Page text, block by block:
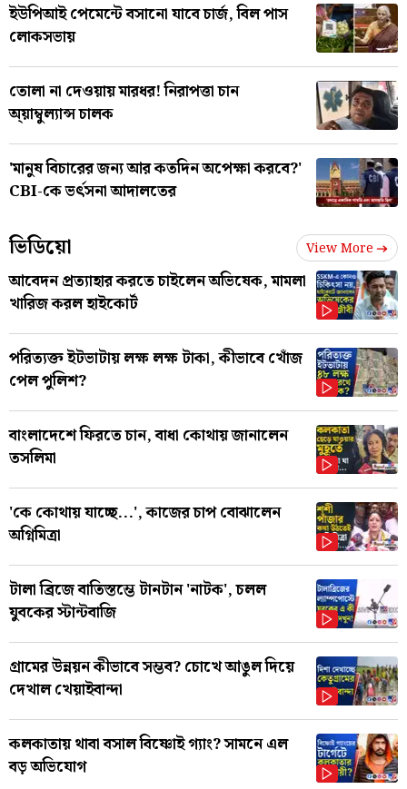
ইউপিআই পেমেন্টে বসানো যাবে চার্জ, বিল পাস
লোকসভায়
তোলা না দেওয়ায় মারধর! নিরাপত্তা চান
অ্য়াম্বুল্যান্স চালক
'মানুষ বিচারের জন্য আর কতদিন অপেক্ষা করবে?'
CBI-কে ভর্ৎসনা আদালতের
ভিডিয়ো View More
আবেদন প্রত্যাহার করতে চাইলেন অভিষেক, মামলা
খারিজ করল হাইকোর্ট
পরিত্যক্ত ইটভাটায় লক্ষ লক্ষ টাকা, কীভাবে খোঁজ
পেল পুলিশ?
বাংলাদেশে ফিরতে চান, বাধা কোথায় জানালেন
তসলিমা
'কে কোথায় যাচ্ছে...', কাজের চাপ বোঝালেন
অগ্নিমিত্রা
টালা ব্রিজে বাতিস্তম্ভে টানটান 'নাটক', চলল
যুবকের স্টান্টবাজি
গ্রামের উন্নয়ন কীভাবে সম্ভব? চোখে আঙুল দিয়ে
দেখাল খেয়াইবান্দা
কলকাতায় থাবা বসাল বিষ্ণোই গ্যাং? সামনে এল
বড় অভিযোগ